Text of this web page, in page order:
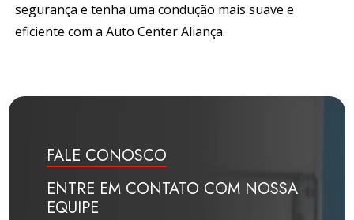
segurança e tenha uma condução mais suave e
eficiente com aAuto Center Aliança.
FALE CONOSCO
ENTRE EM CONTATO COM NOSSA
EQUIPE